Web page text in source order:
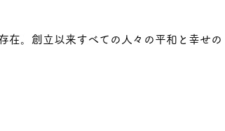
在。創立以来すべての人々の平和と幸せの